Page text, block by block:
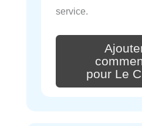
service.
pour Le